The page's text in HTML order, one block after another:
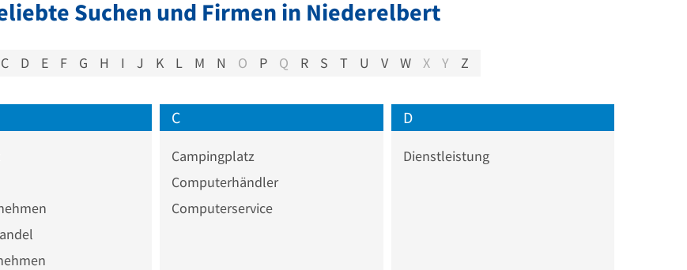
Suchen und Firmen in Niederelbert
C D E F G H I J K L M N O P Q R S T U V W X Y Z
C
Campingplatz
Computerhändler
Computerservice
D
Dienstleistung